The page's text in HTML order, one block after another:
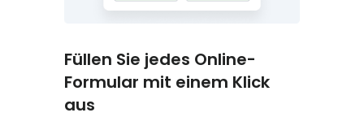
Füllen Sie jedes Online-
Formular mit einem Klick
aus